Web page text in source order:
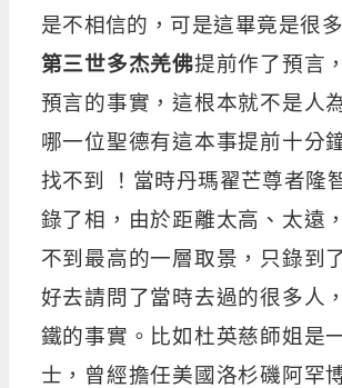
是不相信的，可是這畢竟是很
第三世多杰羌佛提前作了預言
預言的事實，這根本就不是人
哪一位聖德有這本事提前十分
找不到 ！當時丹瑪翟芒尊者隆
錄了相，由於距離太高、太遠
不到最高的一層取景，只錄到
好去請問了當時去過的很多人
鐵的事實。比如杜英慈師姐是
士，曾經擔任美國洛杉磯阿罕